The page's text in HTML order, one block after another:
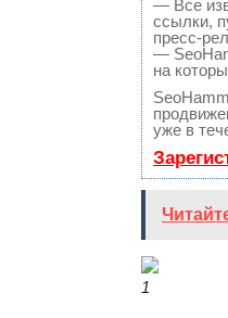
— Все
ссылки,
пресс-
—
на
уже в
1